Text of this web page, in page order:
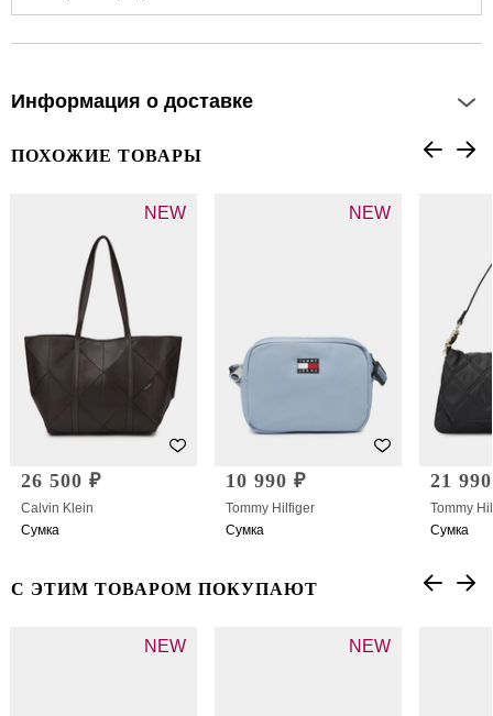
Информация о доставке
ПОХОЖИЕ ТОВАРЫ
NEW
26 500 ₽
Calvin Klein
Сумка
NEW
10 990 ₽
Tommy Hilfiger
Сумка
21
Tommy
Сумка
С ЭТИМ ТОВАРОМ ПОКУПАЮТ
NEW NEW